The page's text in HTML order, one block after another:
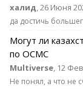
халид, 26 Июня
да достичь
Могут ли
по ОСМС
Multiverse, 12
Не понял, а что не